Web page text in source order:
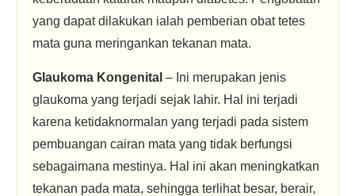
yang dapat dilakukan ialah pemberian obat tetes
mata guna meringankan tekanan mata.
Glaukoma Kongenital – Ini merupakan jenis
glaukoma yang terjadi sejak lahir. Hal ini terjadi
karena ketidaknormalan yang terjadi pada sistem
pembuangan cairan mata yang tidak berfungsi
sebagaimana mestinya. Hal ini akan meningkatkan
tekanan pada mata, sehingga terlihat besar, berair,